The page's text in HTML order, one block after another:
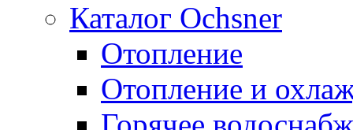
Каталог Ochsner
Отопление
Отопление и